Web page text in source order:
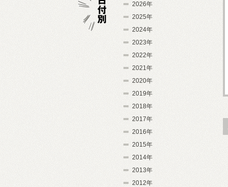
2026年
2025年
2024年
2023年
2022年
2021年
2020年
2019年
2018年
2017年
2016年
2015年
2014年
2013年
2012年